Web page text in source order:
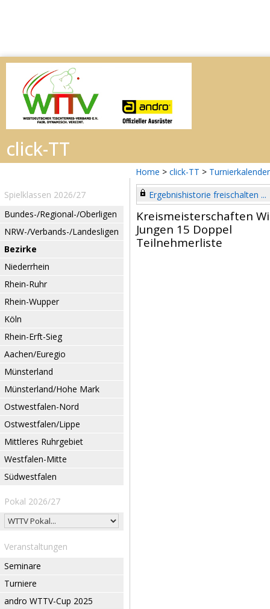
Home > click-TT > Turnierkalender
Spielklassen 2026/27
Bundes-/Regional-/Oberligen
NRW-/Verbands-/Landesligen
Bezirke
Niederrhein
Rhein-Ruhr
Rhein-Wupper
Köln
Rhein-Erft-Sieg
Aachen/Euregio
Münsterland
Münsterland/Hohe Mark
Ostwestfalen-Nord
Ostwestfalen/Lippe
Mittleres Ruhrgebiet
Westfalen-Mitte
Südwestfalen
Pokal 2026/27
Veranstaltungen
Seminare
Turniere
andro WTTV-Cup 2025
Ergebnishistorie freischalten ...
Kreismeisterschaften
Jungen 15 Doppel
Teilnehmerliste